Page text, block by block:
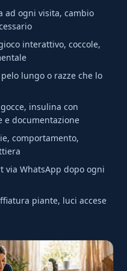
ogni visita, cambio
interattivo, coccole,
lungo o razze che lo
insulina con
e documentazione
comportamento,
WhatsApp dopo ogni
piante, luci accese